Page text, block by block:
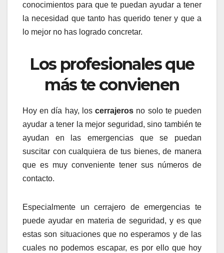
conocimientos para que te puedan ayudar a tener
la necesidad que tanto has querido tener y que a
lo mejor no has logrado concretar.
Los profesionales que
más te convienen
Hoy en día hay, loscerrajeros no solo te pueden
ayudar a tener la mejor seguridad, sino también te
ayudan en las emergencias que se puedan
suscitar con cualquiera de tus bienes, de manera
que es muy conveniente tener sus números de
contacto.
Especialmente un cerrajero de emergencias te
puede ayudar en materia de seguridad, y es que
estas son situaciones que no esperamos y de las
cuales no podemos escapar, es por ello que hoy